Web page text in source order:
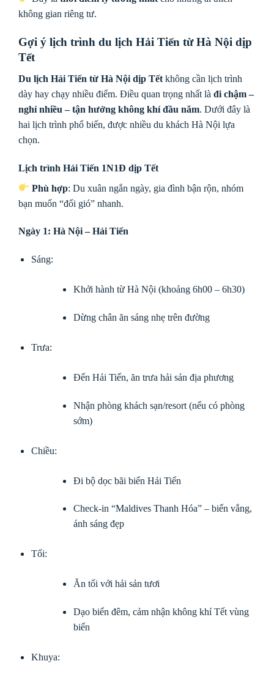
không gian riêng tư.
Gợi ý lịch trình du lịch Hải Tiến từ Hà Nội dịp
Tết
Du lịch Hải Tiến từ Hà Nội dịp Tết không cần lịch trình
dày hay chạy nhiều điểm. Điều quan trọng nhất là đi chậm –
nghỉ nhiều – tận hưởng không khí đầu năm. Dưới đây là
hai lịch trình phổ biến, được nhiều du khách Hà Nội lựa
chọn.
Lịch trình Hải Tiến 1N1Đ dịp Tết
Phù hợp: Du xuân ngắn ngày, gia đình bận rộn, nhóm
bạn muốn “đổi gió” nhanh.
Ngày 1: Hà Nội – Hải Tiến
Sáng:
Khởi hành từ Hà Nội (khoảng 6h00 – 6h30)
Dừng chân ăn sáng nhẹ trên đường
Trưa:
Đến Hải Tiến, ăn trưa hải sản địa phương
Nhận phòng khách sạn/resort (nếu có phòng
sớm)
Chiều:
Đi bộ dọc bãi biển Hải Tiến
Check-in “Maldives Thanh Hóa” – biển vắng,
ánh sáng đẹp
Tối:
Ăn tối với hải sản tươi
Dạo biển đêm, cảm nhận không khí Tết vùng
biển
Khuya: